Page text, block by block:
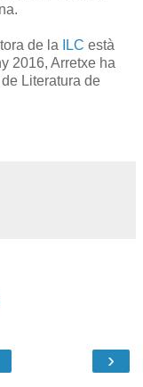
de la ILC està
2016, Arretxe ha
Literatura de
›